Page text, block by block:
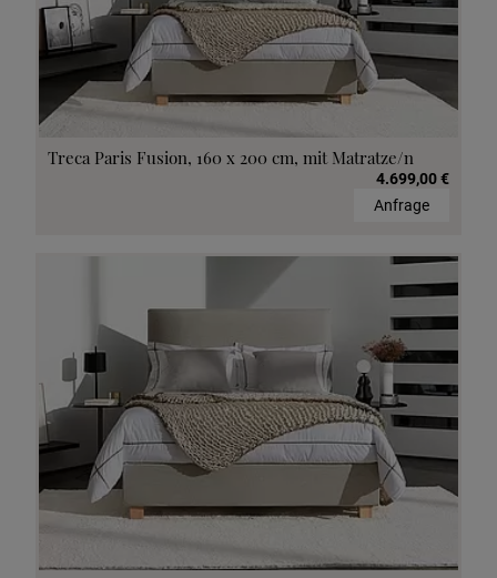
Treca Paris Fusion, 160 x 200 cm, mit Matratze/n
4.699,00 €
Anfrage